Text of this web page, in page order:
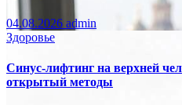
04.08.2026 admin
Здоровье
Синус-лифтинг на верхней
открытый методы